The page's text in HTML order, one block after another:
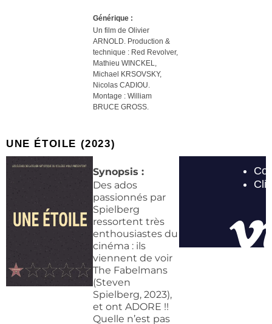
Générique :
Un film de Olivier
ARNOLD. Production &
technique : Red Revolver,
Mathieu WINCKEL,
Michael KRSOVSKY,
Nicolas CADIOU.
Montage : William
BRUCE GROSS.
UNE ÉTOILE (2023)
Synopsis :
Des ados
passionnés par
Spielberg
ressortent très
enthousiastes du
cinéma : ils
viennent de voir
The Fabelmans
(Steven
Spielberg, 2023),
et ont ADORE !!
Quelle n’est pas